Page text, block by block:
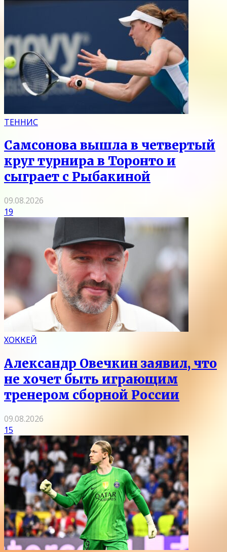
ТЕННИС
Самсонова вышла в четвертый
круг турнира в Торонто и
сыграет с Рыбакиной
09.08.2026
19
ХОККЕЙ
Александр Овечкин заявил, что
не хочет быть играющим
тренером сборной России
09.08.2026
15